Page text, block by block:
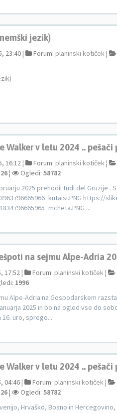
jezik)
23:40 ¦ Forum: planinski kotiček¦
Walker v letu 2024 ..
16:12 ¦ Forum: planinski kotiček¦
26¦ Ogledi: 58782
2025 prehodil tudi del Gruzije .
https://
...
na sejmu Alpe-Adria
17:52 ¦ Forum: planinski kotiček¦
1996
Alpe-Adria na Gospodarskem
2025 in bo na ogled vse do
uro, sprego...
Walker v letu 2024 ..
04:46 ¦ Forum: planinski kotiček¦
26¦ Ogledi: 58782
Hrvaško, Bosno in